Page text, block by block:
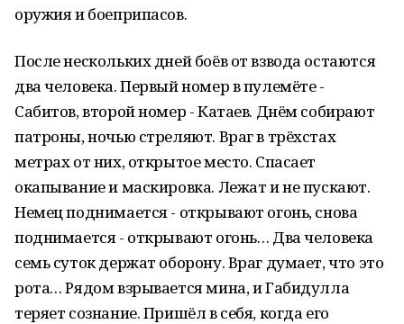
оружия и боеприпасов.
После нескольких дней боёв от взвода остаются
два человека. Первый номер в пулемёте -
Сабитов, второй номер - Катаев. Днём собирают
патроны, ночью стреляют. Враг в трёхстах
метрах от них, открытое место. Спасает
окапывание и маскировка. Лежат и не пускают.
Немец поднимается - открывают огонь, снова
поднимается - открывают огонь… Два человека
семь суток держат оборону. Враг думает, что это
рота… Рядом взрывается мина, и Габидулла
теряет сознание. Пришёл в себя, когда его